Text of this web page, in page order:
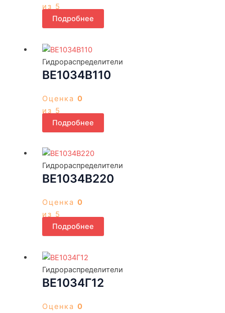
из 5
Подробнее
Гидрораспределители
ВЕ1034В110
Оценка 0
из 5
Подробнее
Гидрораспределители
ВЕ1034В220
Оценка 0
из 5
Подробнее
Гидрораспределители
ВЕ1034Г12
Оценка 0